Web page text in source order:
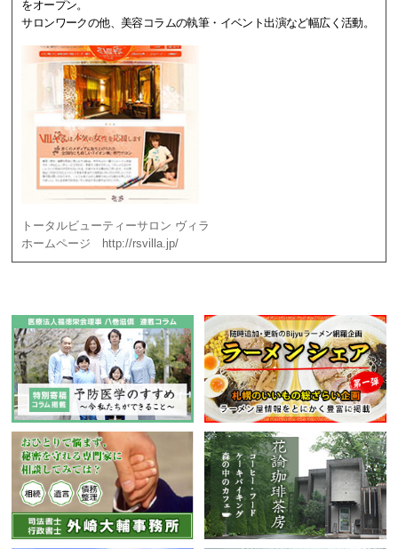
をオープン。
サロンワークの他、美容コラムの執筆・イベント出演など幅広く活動。
トータルビューティーサロン ヴィラ
ホームページ http://rsvilla.jp/